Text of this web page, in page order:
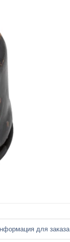
для заказа